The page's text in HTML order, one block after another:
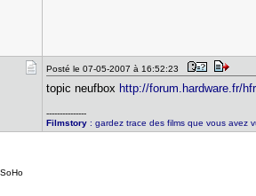
Posté le 07-05-2007 à 16:52:23
topic neufbox http://forum.hardware.fr/
---------------
Filmstory: gardez trace des films que vous avez